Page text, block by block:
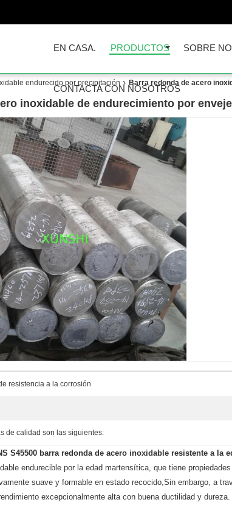
EN CASA. PRODUCTOS SOBRE
CONTACTA CON NOSOTROS
endurecido por precipitación Barra redonda de acero
inoxidable de endurecimiento por
resistencia a la corrosión
de calidad son las siguientes:
S45500 barra redonda de acero inoxidable resistente a la
endurecible por la edad martensítica, que tiene
suave y formable en estado recocido,Sin embargo, a
excepcionalmente alta con buena ductilidad y dureza.